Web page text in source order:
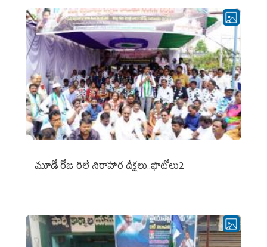
మూడో రోజు రిలే నిరాహార దీక్షలు..ఫొటోలు2